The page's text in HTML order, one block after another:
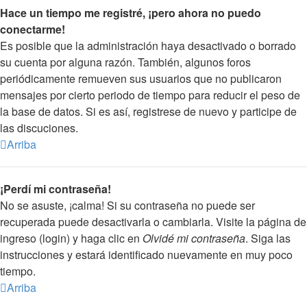
Hace un tiempo me registré, ¡pero ahora no puedo
conectarme!
Es posible que la administración haya desactivado o borrado
su cuenta por alguna razón. También, algunos foros
periódicamente remueven sus usuarios que no publicaron
mensajes por cierto periodo de tiempo para reducir el peso de
la base de datos. Si es así, registrese de nuevo y participe de
las discuciones.
Arriba
¡Perdí mi contraseña!
No se asuste, ¡calma! Si su contraseña no puede ser
recuperada puede desactivarla o cambiarla. Visite la página de
ingreso (login) y haga clic en Olvidé mi contraseña. Siga las
instrucciones y estará identificado nuevamente en muy poco
tiempo.
Arriba